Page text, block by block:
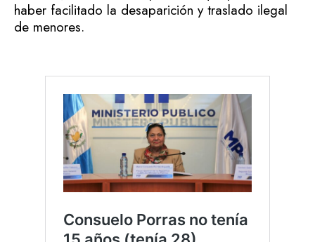
haber facilitado la desaparición y traslado ilegal
de menores.